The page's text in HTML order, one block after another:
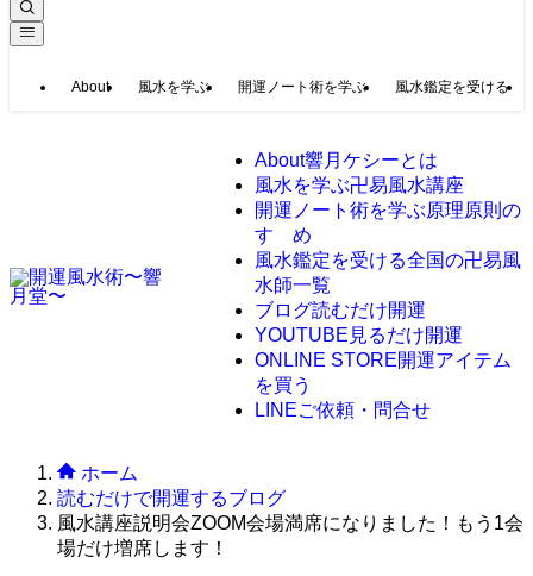
About 風水を学ぶ 開運ノート術を学ぶ 風水鑑定を受ける
About響月ケシーとは
風水を学ぶ卍易風水講座
開運ノート術を学ぶ原理原則の
すゝめ
風水鑑定を受ける全国の卍易風
水師一覧
ブログ読むだけ開運
YOUTUBE 見るだけ開運
ONLINE STORE開運アイテム
を買う
LINEご依頼・問合せ
ホーム
読むだけで開運するブログ
風水講座説明会ZOOM会場満席になりました！もう1会
場だけ増席します！